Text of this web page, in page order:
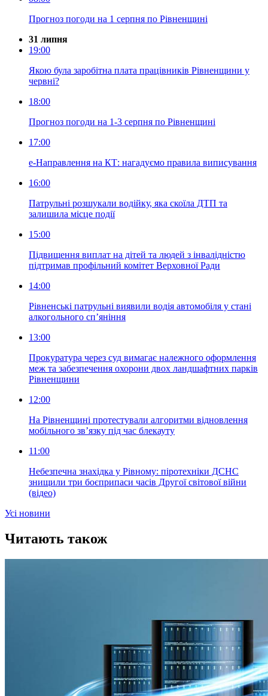
Прогноз погоди на 1 серпня по Рівненщині
31 липня
19:00
Якою була заробітна плата працівників Рівненщини у
червні?
18:00
Прогноз погоди на 1-3 серпня по Рівненщині
17:00
е-Направлення на КТ: нагадуємо правила виписування
16:00
Патрульні розшукали водійку, яка скоїла ДТП та
залишила місце події
15:00
Підвищення виплат на дітей та людей з інвалідністю
підтримав профільний комітет Верховної Ради
14:00
Рівненські патрульні виявили водія автомобіля у стані
алкогольного сп’яніння
13:00
Прокуратура через суд вимагає належного оформлення
меж та забезпечення охорони двох ландшафтних парків
Рівненщини
12:00
На Рівненщині протестували алгоритми відновлення
мобільного зв’язку під час блекауту
11:00
Небезпечна знахідка у Рівному: піротехніки ДСНС
знищили три боєприпаси часів Другої світової війни
(відео)
Усi новини
Читають також